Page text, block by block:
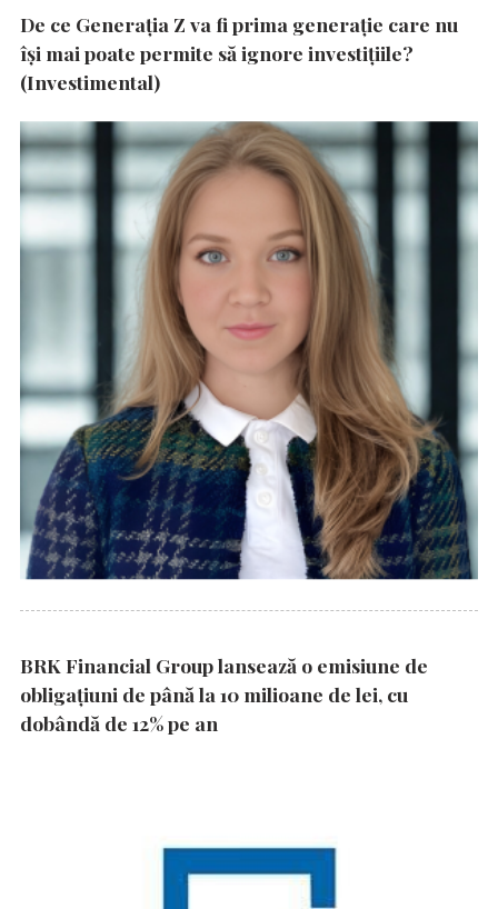
De ce Generația Z va fi prima generație care nu
își mai poate permite să ignore investițiile?
(Investimental)
BRK Financial Group lansează o emisiune de
obligațiuni de până la 10 milioane de lei, cu
dobândă de 12% pe an